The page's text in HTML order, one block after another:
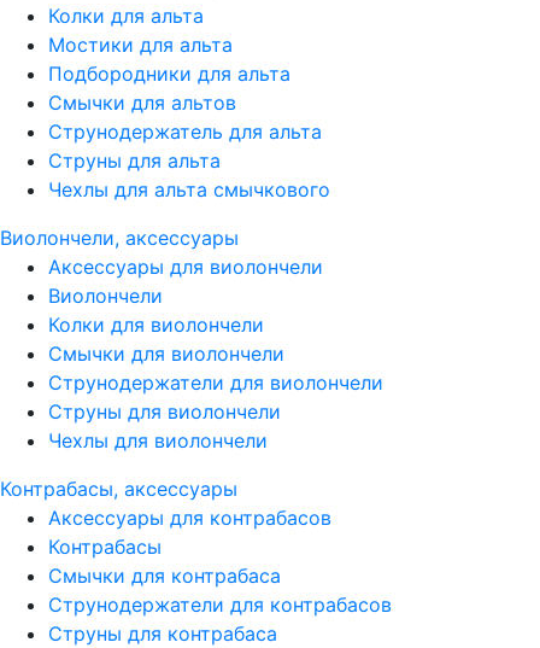
Колки для альта
Мостики для альта
Подбородники для альта
Смычки для альтов
Струнодержатель для альта
Струны для альта
Чехлы для альта смычкового
Виолончели, аксессуары
Аксессуары для виолончели
Виолончели
Колки для виолончели
Смычки для виолончели
Струнодержатели для виолончели
Струны для виолончели
Чехлы для виолончели
Контрабасы, аксессуары
Аксессуары для контрабасов
Контрабасы
Смычки для контрабаса
Струнодержатели для контрабасов
Струны для контрабаса